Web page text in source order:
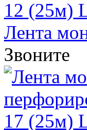
Лента
Звоните